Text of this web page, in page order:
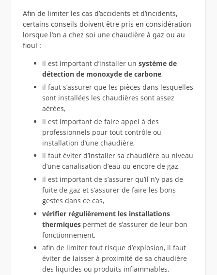
Afin de limiter les cas d’accidents et d’incidents,
certains conseils doivent être pris en considération
lorsque l’on a chez soi une chaudière à gaz ou au
fioul :
il est important d’installer un système de
détection de monoxyde de carbone,
il faut s’assurer que les pièces dans lesquelles
sont installées les chaudières sont assez
aérées,
il est important de faire appel à des
professionnels pour tout contrôle ou
installation d’une chaudière,
il faut éviter d’installer sa chaudière au niveau
d’une canalisation d’eau ou encore de gaz,
il est important de s’assurer qu’il n’y pas de
fuite de gaz et s’assurer de faire les bons
gestes dans ce cas,
vérifier régulièrement les installations
thermiquespermet de s’assurer de leur bon
fonctionnement,
afin de limiter tout risque d’explosion, il faut
éviter de laisser à proximité de sa chaudière
des liquides ou produits inflammables.